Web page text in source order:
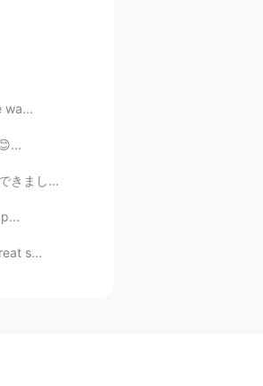
wa...
パエリアを...
s...